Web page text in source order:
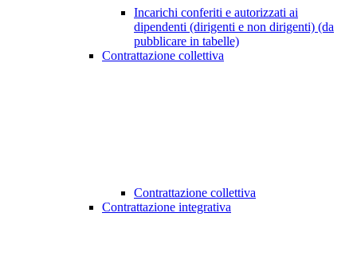
Incarichi conferiti e autorizzati ai
dipendenti (dirigenti e non dirigenti) (da
pubblicare in tabelle)
Contrattazione collettiva
Contrattazione collettiva
Contrattazione integrativa